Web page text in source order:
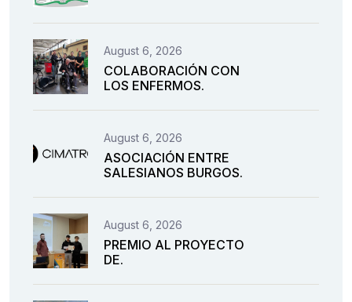
August 6, 2026
COLABORACIÓN CON
LOS ENFERMOS.
August 6, 2026
ASOCIACIÓN ENTRE
SALESIANOS BURGOS.
August 6, 2026
PREMIO AL PROYECTO
DE.